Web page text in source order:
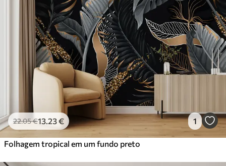
22.05€13 .23€ 1
Folhagem tropical em um fundo preto